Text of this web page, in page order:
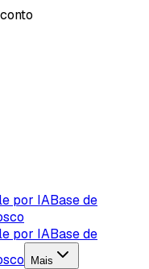
por IABase de
por IABase de
Mais